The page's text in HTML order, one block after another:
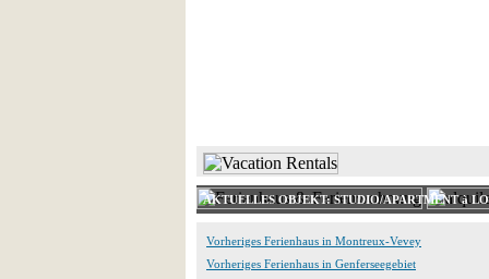
AKTUELLES OBJEKT: STUDIO/APARTMENT à
Vorheriges Ferienhaus in Montreux-Vevey
Vorheriges Ferienhaus in Genferseegebiet